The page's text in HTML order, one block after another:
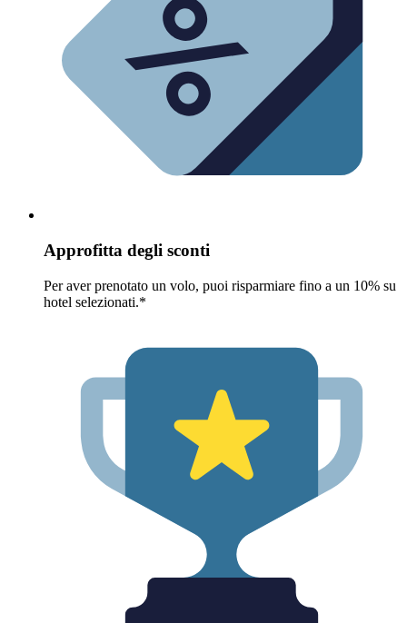
Approfitta degli sconti
Per aver prenotato un volo, puoi risparmiare fino a un 10% su
hotel selezionati.*